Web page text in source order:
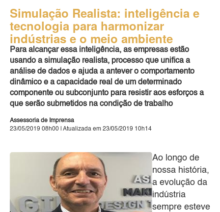
Simulação Realista: inteligência e
tecnologia para harmonizar
indústrias e o meio ambiente
Para alcançar essa inteligência, as empresas estão
usando a simulação realista, processo que unifica a
análise de dados e ajuda a antever o comportamento
dinâmico e a capacidade real de um determinado
componente ou subconjunto para resistir aos esforços a
que serão submetidos na condição de trabalho
Assessoria de Imprensa
23/05/2019 08h00 | Atualizada em 23/05/2019 10h14
Ao longo de
nossa história,
a evolução da
indústria
sempre esteve